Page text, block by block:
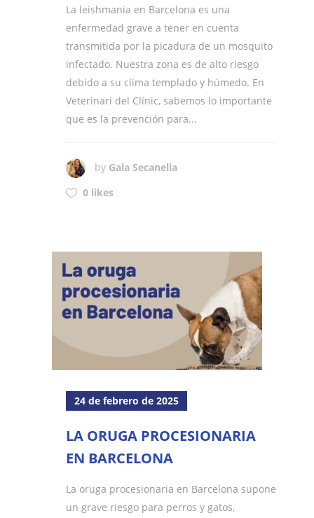
La leishmania en Barcelona es una
enfermedad grave a tener en cuenta
transmitida por la picadura de un mosquito
infectado. Nuestra zona es de alto riesgo
debido a su clima templado y húmedo. En
Veterinari del Clínic, sabemos lo importante
que es la prevención para...
by Gala Secanella
0 likes
24 de febrero de 2025
LA ORUGA PROCESIONARIA
EN BARCELONA
La oruga procesionaria en Barcelona supone
un grave riesgo para perros y gatos,